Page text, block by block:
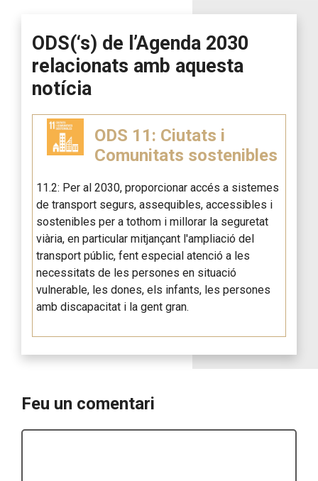
ODS(‘s) de l’Agenda 2030
relacionats amb aquesta
notícia
ODS 11: Ciutats i
Comunitats sostenibles
11.2: Per al 2030, proporcionar accés a sistemes
de transport segurs, assequibles, accessibles i
sostenibles per a tothom i millorar la seguretat
viària, en particular mitjançant l'ampliació del
transport públic, fent especial atenció a les
necessitats de les persones en situació
vulnerable, les dones, els infants, les persones
amb discapacitat i la gent gran.
Feu un comentari